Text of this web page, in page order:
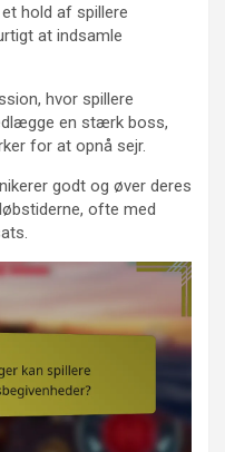
hold af spillere
at indsamle
hvor spillere
en stærk boss,
for at opnå sejr.
godt og øver deres
ofte med